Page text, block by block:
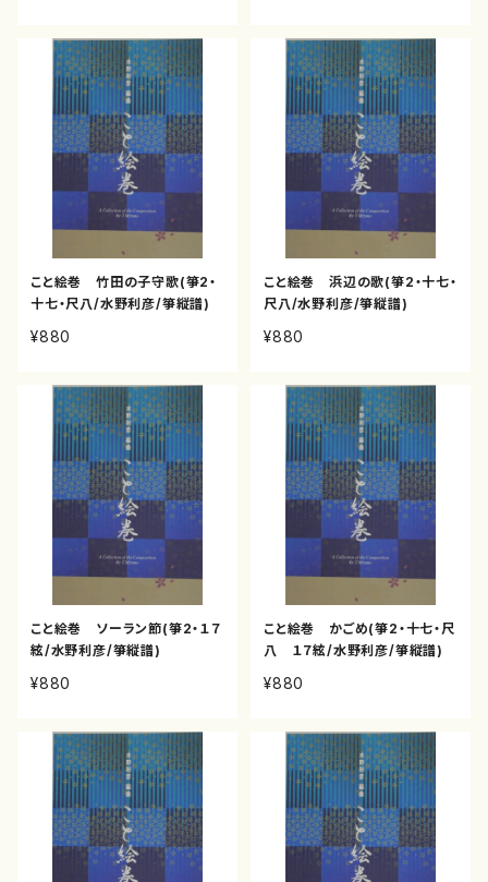
こと絵巻 竹田の子守歌(箏2・
十七・尺八/水野利彦/箏縦譜)
¥880
こと絵巻 浜辺の歌(箏2・十七・
尺八/水野利彦/箏縦譜)
¥880
こと絵巻 ソーラン節(箏2・１７
絃/水野利彦/箏縦譜)
¥880
こと絵巻 かごめ(箏2・十七・尺
八 １７絃/水野利彦/箏縦譜)
¥880